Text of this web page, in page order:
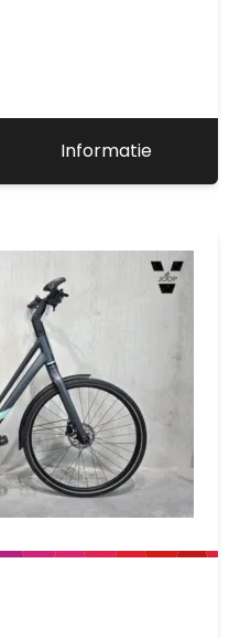
Informatie